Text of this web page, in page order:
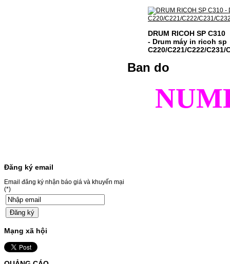
HỘP MỰC MÀU SAMSUNG
CLT-403S CHO DÒNG MÁY
SL-C435/C436
HỘP MỰC MÀU SAMSUNG CLT-403S CHO
DÒNG MÁY SL-C435/C436MÃ HỘP MỰC:-
Đăng ký email
Email đăng ký nhận báo giá và khuyến mại
(*)
Mạng xã hội
DRUM RICOH SP C310
- Drum máy in ricoh sp
C220/C221/C222/C231/
Ban do